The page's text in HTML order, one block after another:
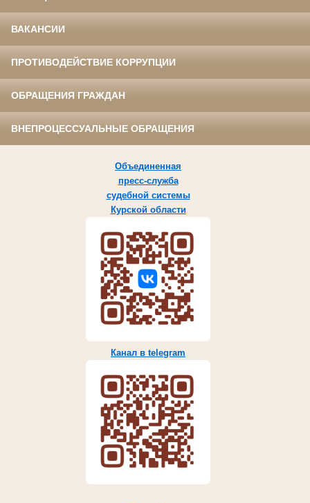
ВАКАНСИИ
ПРОТИВОДЕЙСТВИЕ КОРРУПЦИИ
ОБРАЩЕНИЯ ГРАЖДАН
ВНЕПРОЦЕССУАЛЬНЫЕ ОБРАЩЕНИЯ
Объединенная
пресс-служба
судебной системы
Курской области
Канал в telegram